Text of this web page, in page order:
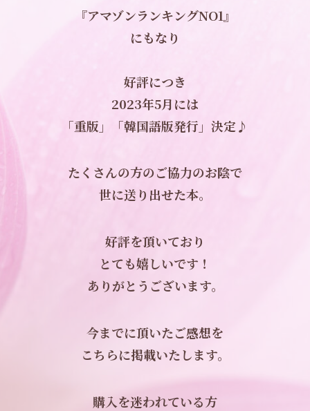
『アマゾンランキングNO1』
にもなり
好評につき
2023年5月には
「重版」「韓国語版発行」決定♪
たくさんの方のご協力のお陰で
世に送り出せた本。
好評を頂いており
とても嬉しいです！
ありがとうございます。
今までに頂いたご感想を
こちらに掲載いたします。
購入を迷われている方